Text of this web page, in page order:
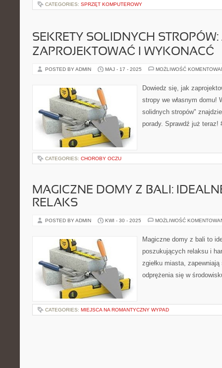
CATEGORIES: SPRZĘT KOMPUTEROWY
SEKRETY SOLIDNYCH STROPÓW:
ZAPROJEKTOWAĆ I WYKONACĆ
POSTED BY ADMIN MAJ - 17 - 2025 MOŻLIWOŚĆ
Dowiedz się, jak
stropy we własnym domu!
solidnych stropów"
porady. Sprawdź już teraz!
CATEGORIES: CHOROBY OCZU
MAGICZNE DOMY Z BALI:
RELAKS
POSTED BY ADMIN KWI - 30 - 2025 MOŻLIWOŚĆ
Magiczne domy z bali to
poszukujących relaksu i
zgiełku miasta,
odprężenia się w
CATEGORIES: MIEJSCA NA ROMANTYCZNY WYPAD